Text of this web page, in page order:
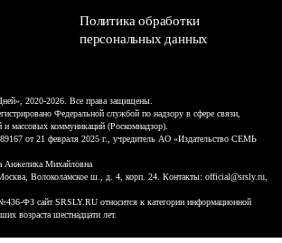
Политика обработки
персональных данных
2020-2026. Все права защищены.
Федеральной службой по надзору в сфере связи,
массовых коммуникаций (Роскомнадзор).
от 21 февраля 2025 г., учредитель АО «Издательство СЕМЬ
Анжелика Михайловна
Волоколамское ш., д. 4, корп. 24. Контакты: official@srsly.ru,
ФЗ сайт SRSLY.RU относится к категории информационной
возраста шестнадцати лет.